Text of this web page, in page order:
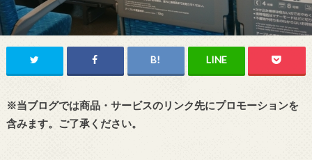
※当ブログでは商品・サービスのリンク先にプロモーションを
含みます。ご了承ください。